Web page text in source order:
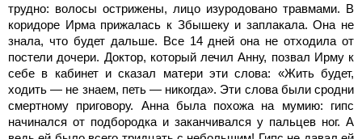
трудно: волосы острижены, лицо изуродовано травмами. В
коридоре Ирма прижалась к Збышеку и заплакала. Она не
знала, что будет дальше. Все 14 дней она не отходила от
постели дочери. Доктор, который лечил Анну, позвал Ирму к
себе в кабинет и сказал матери эти слова: «Жить будет,
ходить — не знаем, петь — никогда». Эти слова были сродни
смертному приговору. Анна была похожа на мумию: гипс
начинался от подбородка и заканчивался у пальцев ног. А